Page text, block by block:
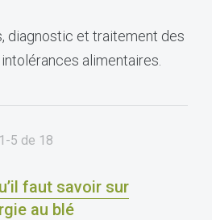
diagnostic et traitement des
alimentaires.
1-5 de 18
faut savoir sur
au blé